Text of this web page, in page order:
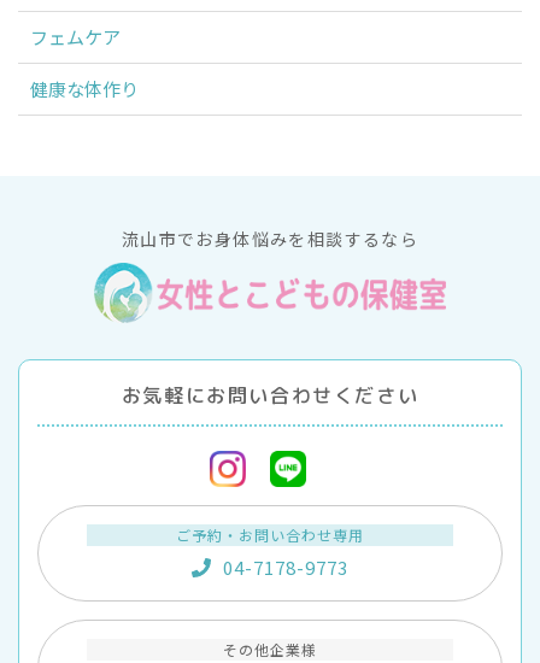
フェムケア
健康な体作り
流山市でお身体悩みを相談するなら
お気軽にお問い合わせください
ご予約・お問い合わせ専用
04-7178-9773
その他企業様